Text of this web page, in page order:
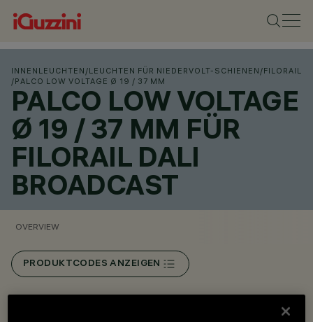
INNENLEUCHTEN /LEUCHTEN FÜR NIEDERVOLT-SCHIENEN /FILORAIL
/PALCO LOW VOLTAGE Ø 19 / 37 MM
PALCO LOW VOLTAGE
Ø 19 / 37 MM FÜR
FILORAIL DALI
BROADCAST
OVERVIEW
PRODUKTCODES ANZEIGEN